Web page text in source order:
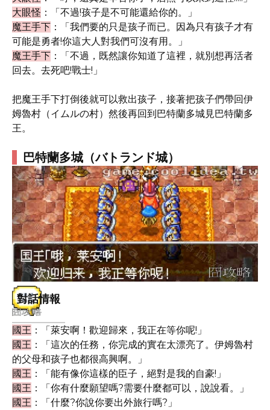
大眼怪 ：「不過!孩子是不可能還給你的。」
魔王手下 ：「我們要的只是孩子而已。因為只有孩子才有
可能是勇者!你這大人對我們可沒有用。」
魔王手下 ：「不過，既然讓你知道了這裡，就別想再活者
回去。去死吧!戰士!」
把魔王手下打倒後就可以救出孩子，接著把孩子們帶回伊
姆魯村（イムルの村）然後再回到巴特蘭多城見巴特蘭多
王。
巴特蘭多城（バトランド城）
對話情報
國王 ：「萊安啊！歡迎歸來，我正在等你呢!」
國王 ：「這次的任務，你完成的實在太漂亮了。伊姆魯村
的父母和孩子也都很高興啊。」
國王 ：「能有像你這樣的臣子，絕對是我的自豪!」
國王 ：「你有什麼願望嗎?需要什麼都可以，說說看。」
國王 ：「什麼?你說你要出外旅行嗎?」